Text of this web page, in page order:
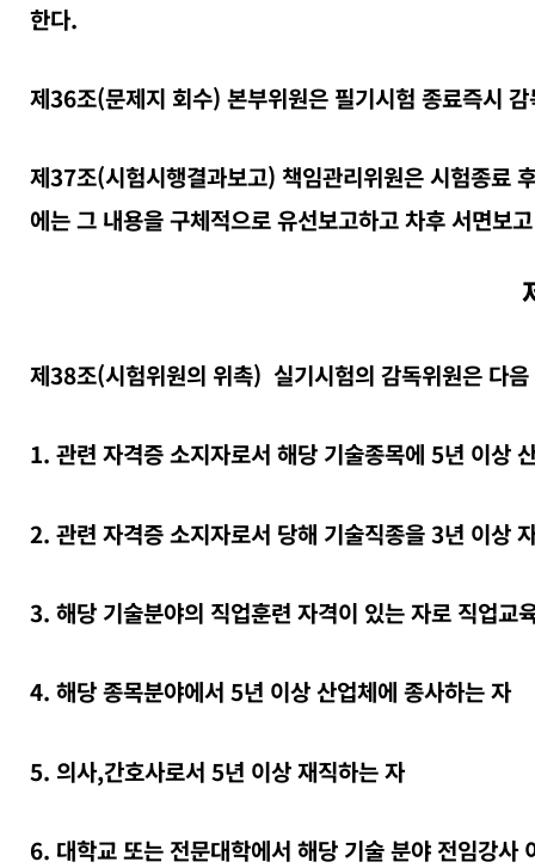
한다.
제36조(문제지 회수) 본부위원은 필기시험 종료즉시
제37조(시험시행결과보고) 책임관리위원은 시험종료
에는 그 내용을 구체적으로 유선보고하고 차후 서면보
제38조(시험위원의 위촉) 실기시험의 감독위원은 다
1. 관련 자격증 소지자로서 해당 기술종목에 5년 이상
2. 관련 자격증 소지자로서 당해 기술직종을 3년 이상
3. 해당 기술분야의 직업훈련 자격이 있는 자로 직업
4. 해당 종목분야에서 5년 이상 산업체에 종사하는 자
5. 의사,간호사로서 5년 이상 재직하는 자
6. 대학교 또는 전문대학에서 해당 기술 분야 전임강사